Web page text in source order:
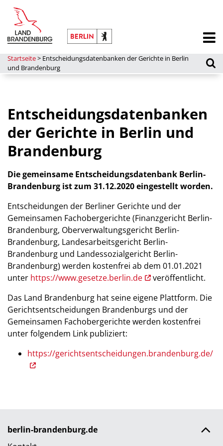
Startseite> Entscheidungsdatenbanken der Gerichte in Berlin
und Brandenburg
Entscheidungsdatenbanken
der Gerichte in Berlin und
Brandenburg
Die gemeinsame Entscheidungsdatenbank Berlin-
Brandenburg ist zum 31.12.2020 eingestellt worden.
Entscheidungen der Berliner Gerichte und der
Gemeinsamen Fachobergerichte (Finanzgericht Berlin-
Brandenburg, Oberverwaltungsgericht Berlin-
Brandenburg, Landesarbeitsgericht Berlin-
Brandenburg und Landessozialgericht Berlin-
Brandenburg) werden kostenfrei ab dem 01.01.2021
unter https://www.gesetze.berlin.de
veröffentlicht.
Das Land Brandenburg hat seine eigene Plattform. Die
Gerichtsentscheidungen Brandenburgs und der
Gemeinsamen Fachobergerichte werden kostenfrei
unter folgendem Link publiziert:
https://gerichtsentscheidungen.brandenburg.de/
berlin-brandenburg.de